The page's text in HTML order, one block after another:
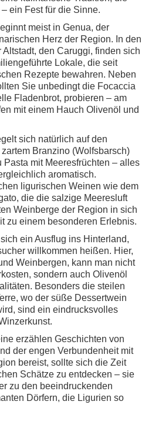
ein Fest für die Sinne.
meist in Genua, der
Herz der Region. In den
den Caruggi, finden sich
Lokale, die seit
Rezepte bewahren. Neben
Sie unbedingt die Focaccia
Fladenbrot, probieren – am
mit einem Hauch Olivenöl und
sich natürlich auf den
Branzino (Wolfsbarsch)
Pasta mit Meeresfrüchten – alles
aromatisch.
ligurischen Weinen wie dem
die die salzige Meeresluft
Weinberge der Region in sich
zu einem besonderen Erlebnis.
ein Ausflug ins Hinterland,
willkommen heißen. Hier,
Weinbergen, kann man nicht
sondern auch Olivenöl
Besonders die steilen
wo der süße Dessertwein
sind ein eindrucksvolles
erzählen Geschichten von
der engen Verbundenheit mit
bereist, sollte sich die Zeit
Schätze zu entdecken – sie
zu den beeindruckenden
Dörfern, die Ligurien so